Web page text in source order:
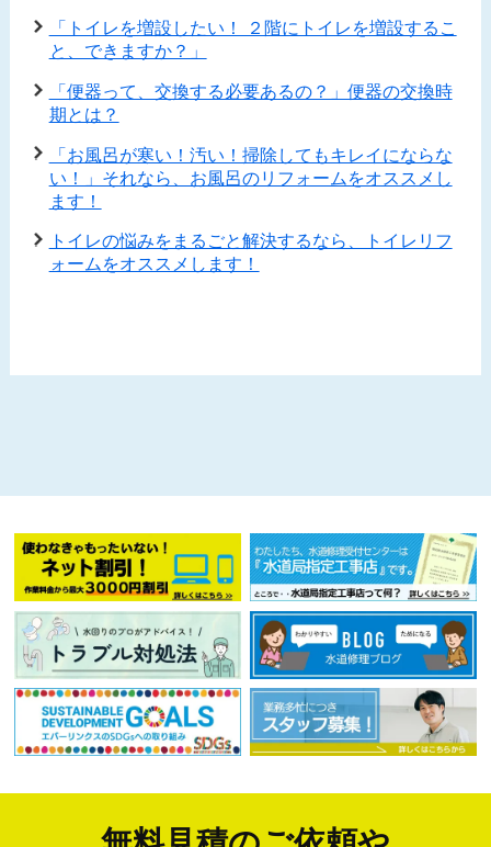
「トイレを増設したい！ ２階にトイレを増設するこ
と、できますか？」
「便器って、交換する必要あるの？」便器の交換時
期とは？
「お風呂が寒い！汚い！掃除してもキレイにならな
い！」それなら、お風呂のリフォームをオススメし
ます！
トイレの悩みをまるごと解決するなら、トイレリフ
ォームをオススメします！